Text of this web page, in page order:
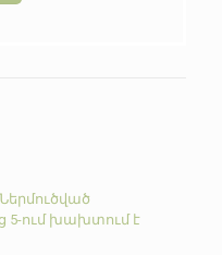
Ներմուծված
5-ում խախտում է